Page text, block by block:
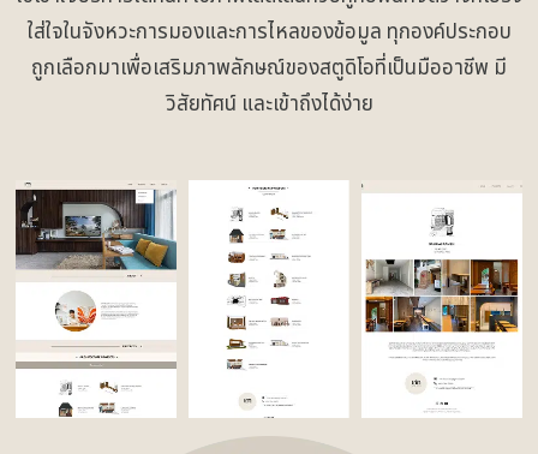
ใส่ใจในจังหวะการมองและการไหลของข้อมูล ทุกองค์ประกอบ
ถูกเลือกมาเพื่อเสริมภาพลักษณ์ของสตูดิโอที่เป็นมืออาชีพ มี
วิสัยทัศน์ และเข้าถึงได้ง่าย